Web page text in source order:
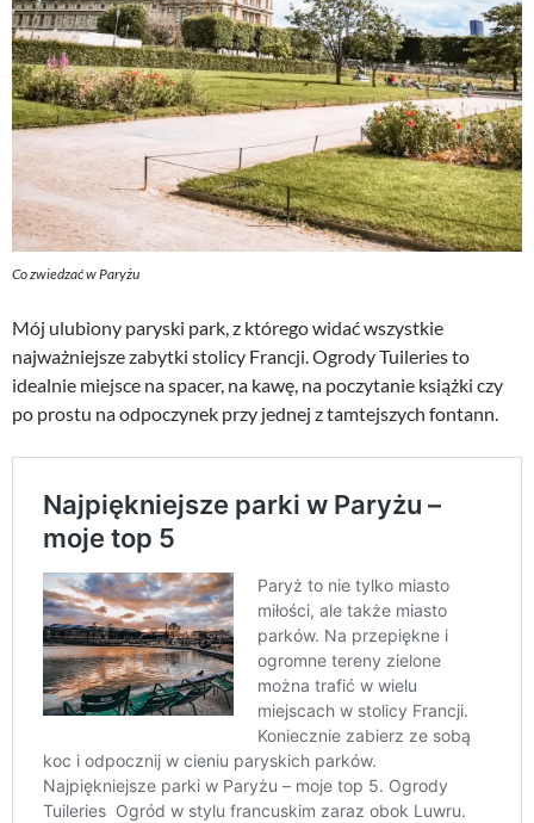
Co zwiedzać w Paryżu
Mój ulubiony paryski park, z którego widać wszystkie
najważniejsze zabytki stolicy Francji. Ogrody Tuileries to
idealnie miejsce na spacer, na kawę, na poczytanie książki czy
po prostu na odpoczynek przy jednej z tamtejszych fontann.